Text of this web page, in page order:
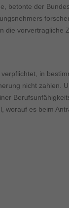
betonte der
die vorvertragliche
in
nicht zahlen.
worauf es beim
werden, bedarf